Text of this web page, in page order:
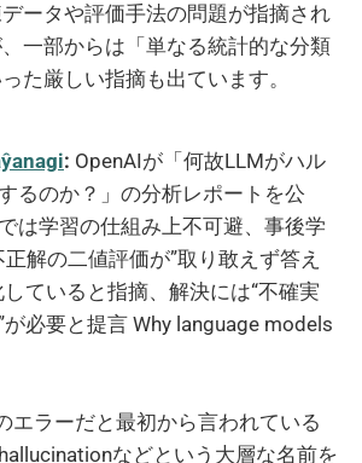
ータや評価手法の問題が指摘され
一部からは「単なる統計的な分類
た厳しい指摘も出ています。
: OpenAIが「何故LLMがハル
るのか？」の分析レポートを公
は学習の仕組み上不可避、事後学
解の二値評価が”取り敢えず答え
していると指摘、解決には“不確実
必要と提言 Why language models
エラーだと最初から言われている
などという大層な名前を